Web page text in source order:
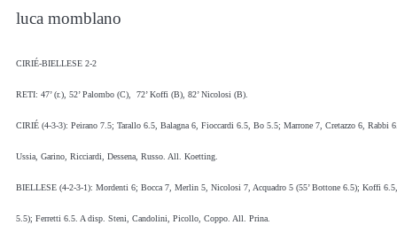
luca momblano
CIRIÉ-BIELLESE 2-2
RETI: 47’ (r.), 52’ Palombo (C), 72’ Koffi (B), 82’ Nicolosi (B).
CIRIÉ (4-3-3): Peirano 7.5; Tarallo 6.5, Balagna 6, Fioccardi 6.5, Bo 5.5; Marrone 7, Cretazzo 6, Rabbi
Ussia, Garino, Ricciardi, Dessena, Russo. All. Koetting.
BIELLESE (4-2-3-1): Mordenti 6; Bocca 7, Merlin 5, Nicolosi 7, Acquadro 5 (55’ Bottone 6.5); Koffi
5.5); Ferretti 6.5. A disp. Steni, Candolini, Picollo, Coppo. All. Prina.